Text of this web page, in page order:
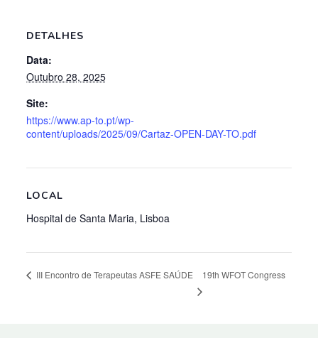
DETALHES
Data:
Outubro 28, 2025
Site:
https://www.ap-to.pt/wp-
content/uploads/2025/09/Cartaz-OPEN-DAY-TO.pdf
LOCAL
Hospital de Santa Maria, Lisboa
III Encontro de Terapeutas ASFE SAÚDE 19th WFOT Congress